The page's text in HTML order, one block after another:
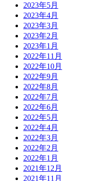
2023年5月
2023年4月
2023年3月
2023年2月
2023年1月
2022年11月
2022年10月
2022年9月
2022年8月
2022年7月
2022年6月
2022年5月
2022年4月
2022年3月
2022年2月
2022年1月
2021年12月
2021年11月